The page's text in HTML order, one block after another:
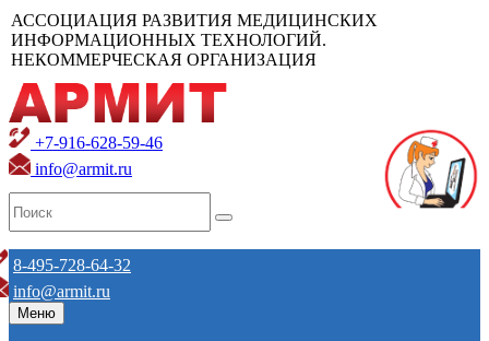
АССОЦИАЦИЯ РАЗВИТИЯ МЕДИЦИНСКИХ
ИНФОРМАЦИОННЫХ ТЕХНОЛОГИЙ.
НЕКОММЕРЧЕСКАЯ ОРГАНИЗАЦИЯ
+7-916-628-59-46
info@armit.ru
8-495-728-64-32
info@armit.ru
Меню